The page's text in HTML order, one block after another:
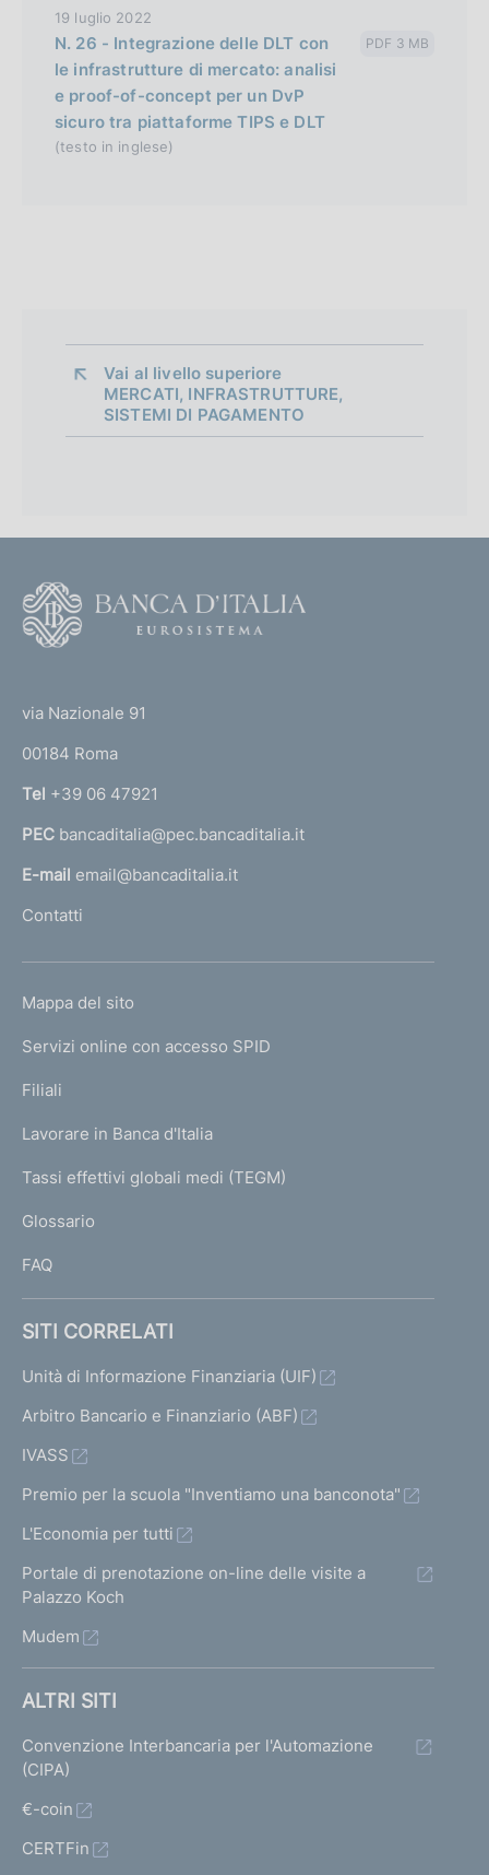
19 luglio 2022
N. 26 - Integrazione delle DLT con
le infrastrutture di mercato: analisi
e proof-of-concept per un DvP
sicuro tra piattaforme TIPS e DLT
PDF 3 MB
(testo in inglese)
Vai al livello superiore
MERCATI, INFRASTRUTTURE,
SISTEMI DI PAGAMENTO
r
n
a
l
'
m
e
a
g
via Nazionale 91
00184 Roma
Tel +39 06 47921
PEC bancaditalia@pec.bancaditalia.it
E-mail email@bancaditalia.it
Contatti
L
N
K
T
I
I
Mappa del sito
Servizi online con accesso SPID
Filiali
Lavorare in Banca d'Italia
Tassi effettivi globali medi (TEGM)
Glossario
FAQ
SITI CORRELATI
Unità di Informazione Finanziaria (UIF)
Arbitro Bancario e Finanziario (ABF)
IVASS
Premio per la scuola "Inventiamo una banconota"
L'Economia per tutti
Portale di prenotazione on-line delle visite a
Palazzo Koch
Mudem
ALTRI SITI
Convenzione Interbancaria per l'Automazione
(CIPA)
€-coin
CERTFin